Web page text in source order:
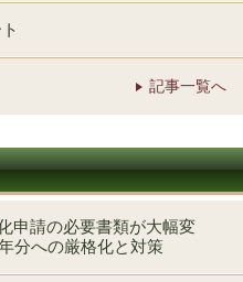
記事一覧へ
申請の必要書類が大幅変
分への厳格化と対策